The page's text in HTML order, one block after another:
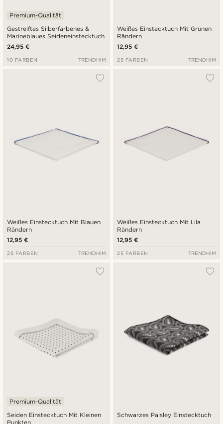
Gestreiftes Silberfarbenes &
Marineblaues Seideneinstecktuch
Premium-Qualität
24,95 €
10 FARBEN TRENDHIM
Weißes Einstecktuch Mit Grünen
Rändern
12,95 €
25 FARBEN TRENDHIM
Weißes Einstecktuch Mit Blauen
Rändern
12,95 €
25 FARBEN TRENDHIM
Weißes Einstecktuch Mit Lila
Rändern
12,95 €
25 FARBEN TRENDHIM
Seiden Einstecktuch Mit Kleinen
Punkten
Premium-Qualität
Schwarzes Paisley Einstecktuch